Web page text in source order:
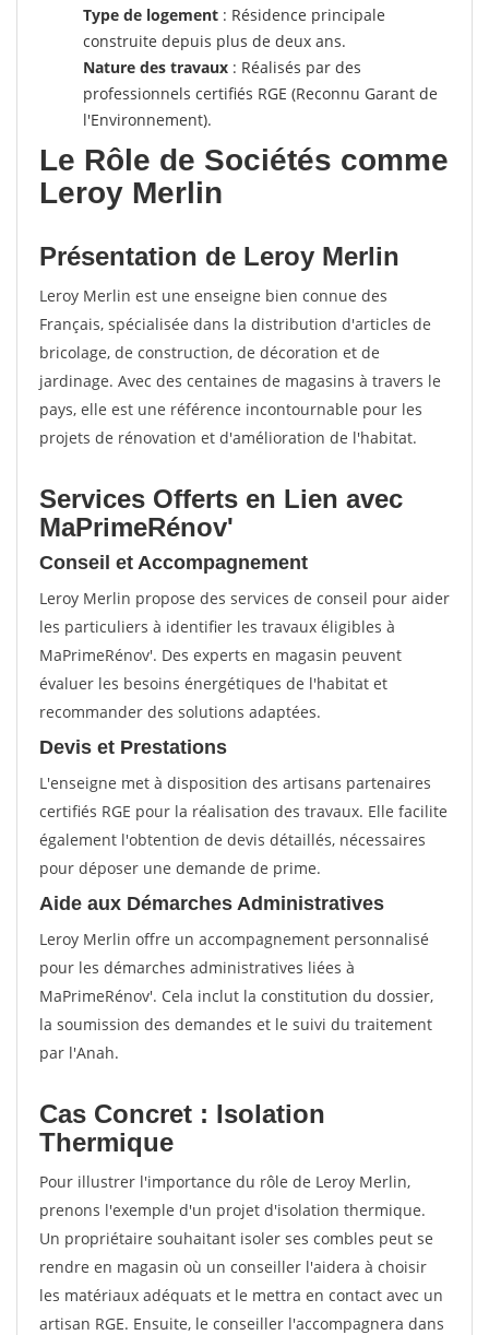
Type de logement : Résidence principale
construite depuis plus de deux ans.
Nature des travaux : Réalisés par des
professionnels certifiés RGE (Reconnu Garant de
l'Environnement).
Le Rôle de Sociétés comme
Leroy Merlin
Présentation de Leroy Merlin
Leroy Merlin est une enseigne bien connue des
Français, spécialisée dans la distribution d'articles de
bricolage, de construction, de décoration et de
jardinage. Avec des centaines de magasins à travers le
pays, elle est une référence incontournable pour les
projets de rénovation et d'amélioration de l'habitat.
Services Offerts en Lien avec
MaPrimeRénov'
Conseil et Accompagnement
Leroy Merlin propose des services de conseil pour aider
les particuliers à identifier les travaux éligibles à
MaPrimeRénov'. Des experts en magasin peuvent
évaluer les besoins énergétiques de l'habitat et
recommander des solutions adaptées.
Devis et Prestations
L'enseigne met à disposition des artisans partenaires
certifiés RGE pour la réalisation des travaux. Elle facilite
également l'obtention de devis détaillés, nécessaires
pour déposer une demande de prime.
Aide aux Démarches Administratives
Leroy Merlin offre un accompagnement personnalisé
pour les démarches administratives liées à
MaPrimeRénov'. Cela inclut la constitution du dossier,
la soumission des demandes et le suivi du traitement
par l'Anah.
Cas Concret : Isolation
Thermique
Pour illustrer l'importance du rôle de Leroy Merlin,
prenons l'exemple d'un projet d'isolation thermique.
Un propriétaire souhaitant isoler ses combles peut se
rendre en magasin où un conseiller l'aidera à choisir
les matériaux adéquats et le mettra en contact avec un
artisan RGE. Ensuite, le conseiller l'accompagnera dans